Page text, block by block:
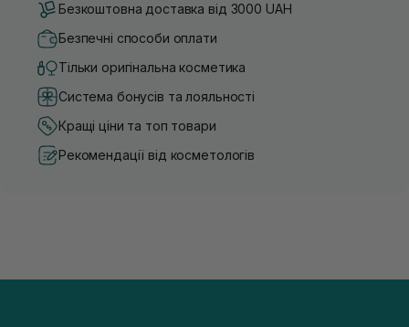
Безкоштовна доставка від 3000 UAH
Безпечні способи оплати
Тільки оригінальна косметика
Система бонусів та лояльності
Кращі ціни та топ товари
Рекомендації від косметологів